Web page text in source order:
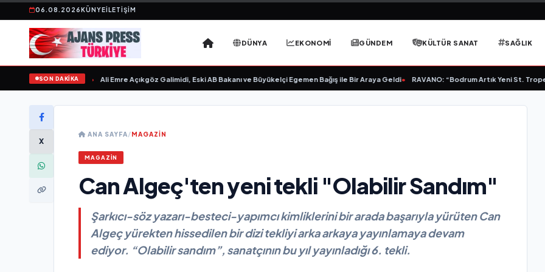
06.08.2026KÜNYEİLETIŞIM
DÜNYA EKONOMİ GÜNDEM KÜLTÜR SANAT SAĞLIK
SON DAKİKA
Sevgilim “ yayımlandı Ali Emre Açıkgöz Galimidi, Eski AB Bakanı ve Büyükelçi Egemen Bağış ile Bir Araya Geldi• RAVANO: “Bodrum Artık Yeni St.
X
ANA SAYFA/MAGAZİN
MAGAZİN
Can Algeç'ten yeni tekli "Olabilir Sandım"
Şarkıcı-söz yazarı-besteci-yapımcı kimliklerini bir arada başarıyla yürüten Can
Algeç yürekten hissedilen bir dizi tekliyi arka arkaya yayınlamaya devam
ediyor. “Olabilir sandım”, sanatçının bu yıl yayınladığı 6. tekli.